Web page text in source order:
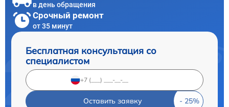
в день обращения
Срочный ремонт
от 35 минут
Бесплатная консультация со
специалистом
Оставить заявку